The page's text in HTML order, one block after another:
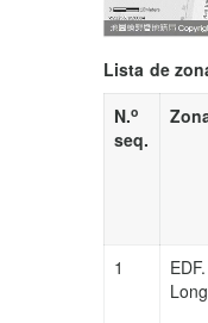
Lista de
N.o
seq.
1